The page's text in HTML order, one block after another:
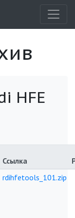
HFE
Ссылка
rdihfetools_101.zip